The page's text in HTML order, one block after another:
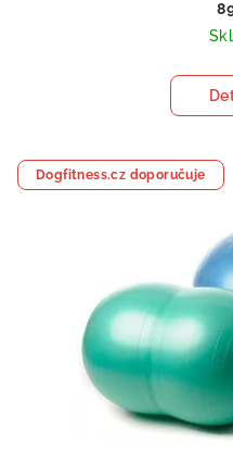
Dogfitness.cz doporučuje